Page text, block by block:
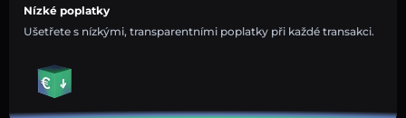
Nízké poplatky
Ušetřete s nízkými, transparentními poplatky při každé transakci.